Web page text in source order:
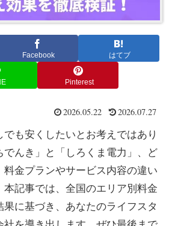
Facebook はてブ
Pinterest
2026.05.22
2026.07.27
も安くしたいとお考えではあり
でんき」と「しろくま電力」、ど
料金プランやサービス内容の違い
本記事では、全国のエリア別料金
果に基づき、あなたのライフスタ